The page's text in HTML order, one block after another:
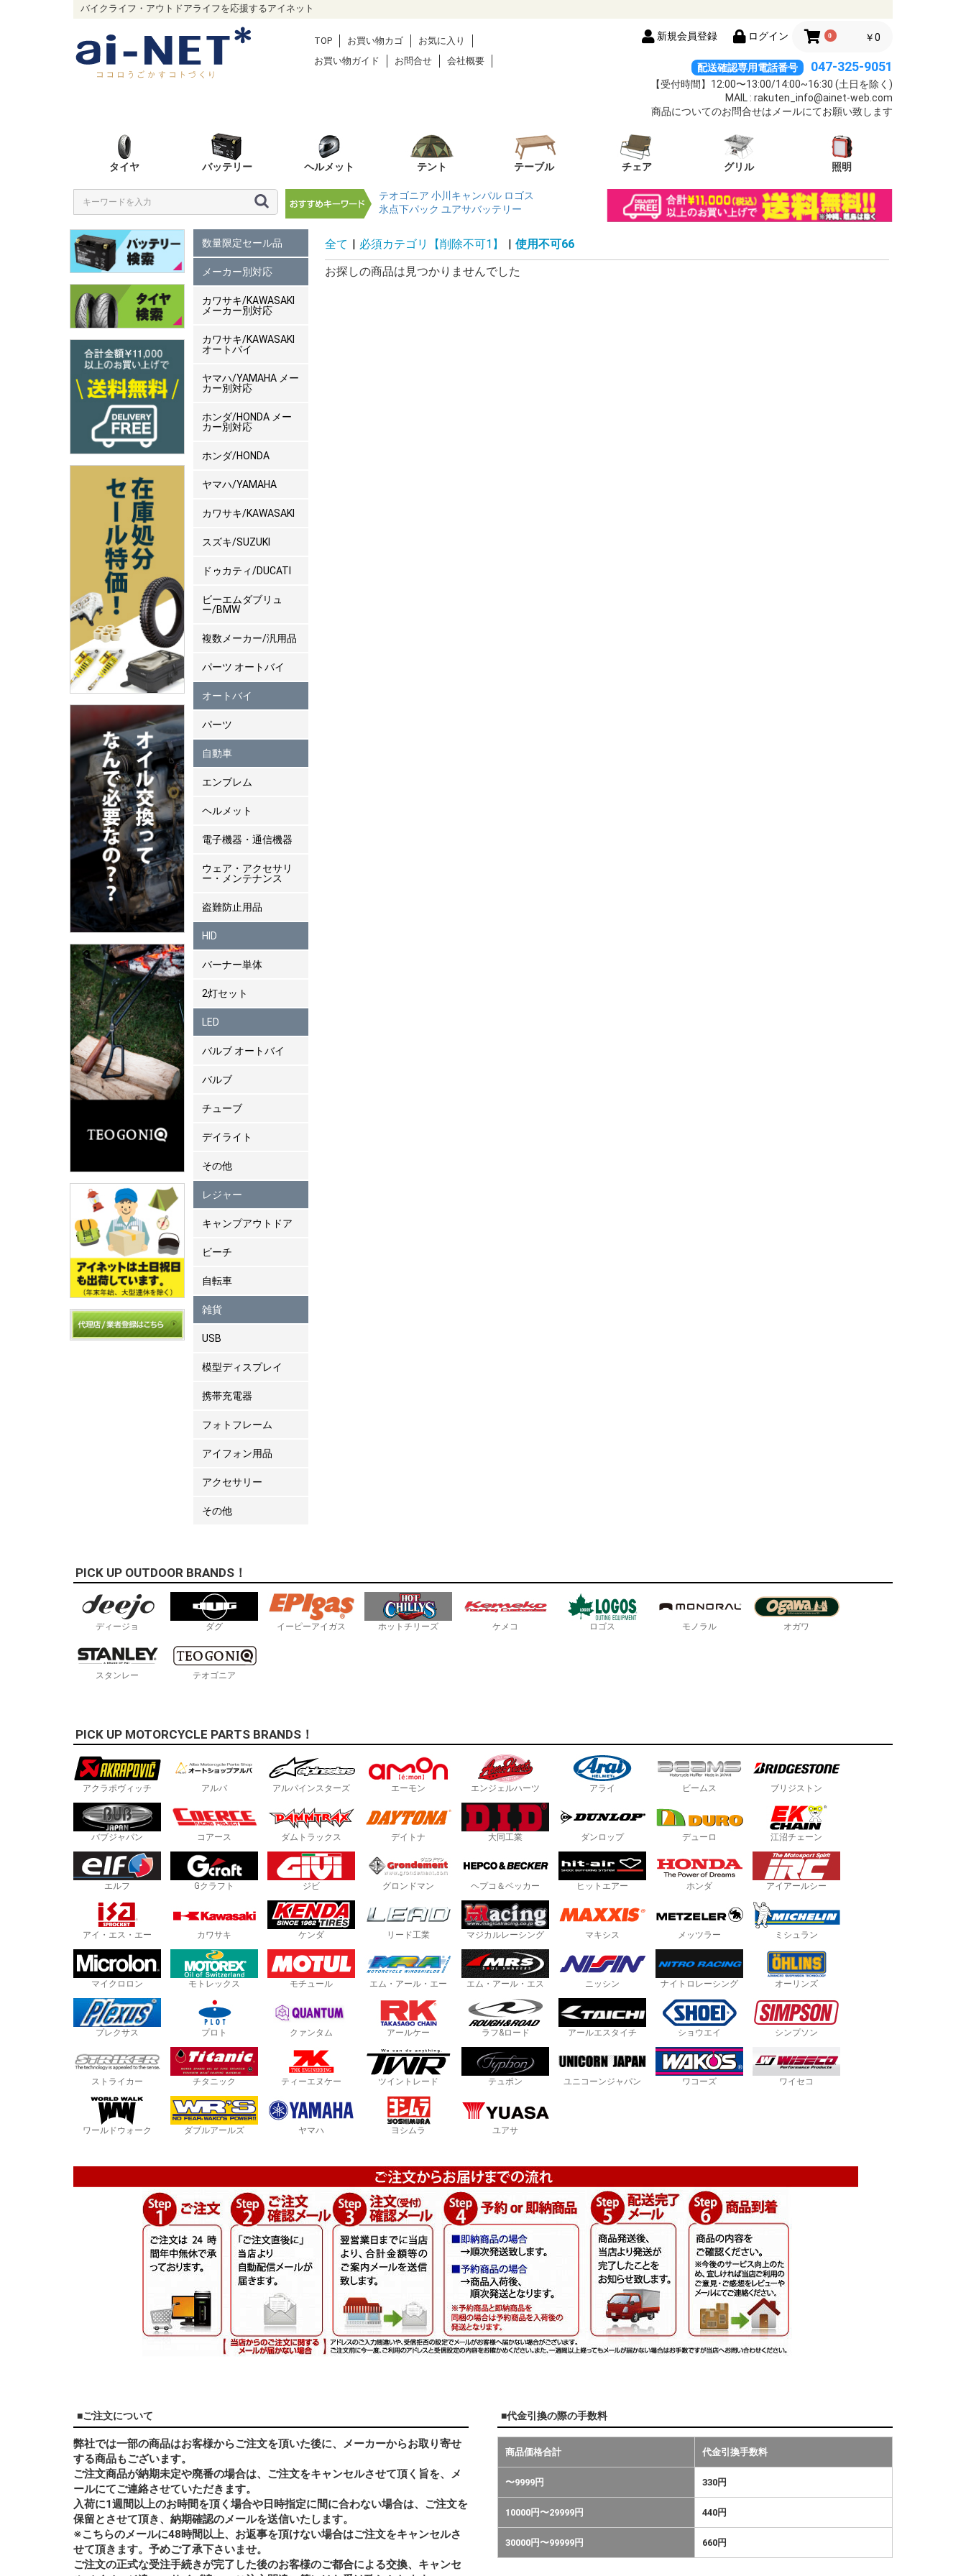
バイクライフ・アウトドアライフを応援するアイネット
TOP お買い物カゴ
お気に入り
お買い物ガイド
お問合せ 会社概要
0 ￥0
新規会員登録 ログイン
配送確認専用電話番号 047-325-9051
【受付時間】12:00〜13:00/14:00~16:30 (土日を除く)
MAIL : rakuten_info@ainet-web.com
商品についてのお問合せはメールにてお願い致します
タイヤ バッテリー ヘルメット テント テーブル チェア グリル 照明
テオゴニア 小川キャンパル ロゴス
氷点下パック ユアサバッテリー
数量限定セール品
メーカー別対応
カワサキ/KAWASAKI
メーカー別対応
カワサキ/KAWASAKI
オートバイ
ヤマハ/YAMAHA メー
カー別対応
ホンダ/HONDA メー
カー別対応
ホンダ/HONDA
ヤマハ/YAMAHA
カワサキ/KAWASAKI
スズキ/SUZUKI
ドゥカティ/DUCATI
ビーエムダブリュ
ー/BMW
複数メーカー/汎用品
パーツ オートバイ
オートバイ
パーツ
自動車
エンブレム
ヘルメット
電子機器・通信機器
ウェア・アクセサリ
ー・メンテナンス
盗難防止用品
HID
バーナー単体
2灯セット
LED
バルブ オートバイ
バルブ
チューブ
デイライト
その他
レジャー
キャンプアウトドア
ビーチ
自転車
雑貨
USB
模型ディスプレイ
携帯充電器
フォトフレーム
アイフォン用品
アクセサリー
その他
全て 必須カテゴリ【削除不可1】
使用不可66
お探しの商品は見つかりませんでした
PICK UP OUTDOOR BRANDS！
ディージョ ダグ イーピーアイガス ホットチリーズ ケメコ ロゴス モノラル オガワ
スタンレー テオゴニア
PICK UP MOTORCYCLE PARTS BRANDS！
アクラポヴィッチ アルバ アルパインスターズ エーモン エンジェルハーツ アライ ビームス ブリジストン
バブジャパン コアース ダムトラックス デイトナ 大同工業 ダンロップ デューロ 江沼チェーン
エルフ Gクラフト ジビ グロンドマン ヘプコ＆ベッカー ヒットエアー ホンダ アイアールシー
アイ・エス・エー カワサキ ケンダ リード工業 マジカルレーシング マキシス メッツラー ミシュラン
マイクロロン モトレックス モチュール エム・アール・エー エム・アール・エス ニッシン ナイトロレーシング オーリンズ
プレクサス プロト クァンタム アールケー ラフ&ロード アールエスタイチ ショウエイ シンプソン
ストライカー チタニック ティーエヌケー ツイントレード テュポン ユニコーンジャパン ワコーズ ワイセコ
ワールドウォーク ダブルアールズ ヤマハ ヨシムラ ユアサ
■ご注文について
弊社では一部の商品はお客様からご注文を頂いた後に、メーカーからお取り寄せ
する商品もございます。
ご注文商品が納期未定や廃番の場合は、ご注文をキャンセルさせて頂く旨を、メ
ールにてご連絡させていただきます。
入荷に1週間以上のお時間を頂く場合や日時指定に間に合わない場合は、ご注文を
保留とさせて頂き、納期確認のメールを送信いたします。
※こちらのメールに48時間以上、お返事を頂けない場合はご注文をキャンセルさ
せて頂きます。予めご了承下さいませ。
ご注文の正式な受注手続きが完了した後のお客様のご都合による交換、キャンセ
■代金引換の際の手数料
商品価格合計 代金引換手数料
〜9999円 330円
10000円〜29999円 440円
30000円〜99999円 660円